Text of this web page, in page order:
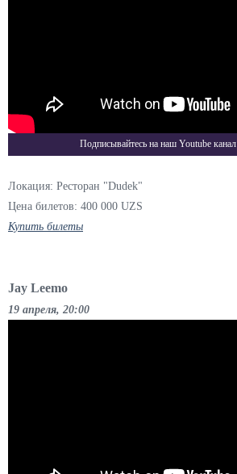
Подписывайтесь на наш Youtube канал
Локация: Ресторан "Dudek"
Цена билетов: 400 000 UZS
Купить билеты
Jay Leemo
19 апреля, 20:00